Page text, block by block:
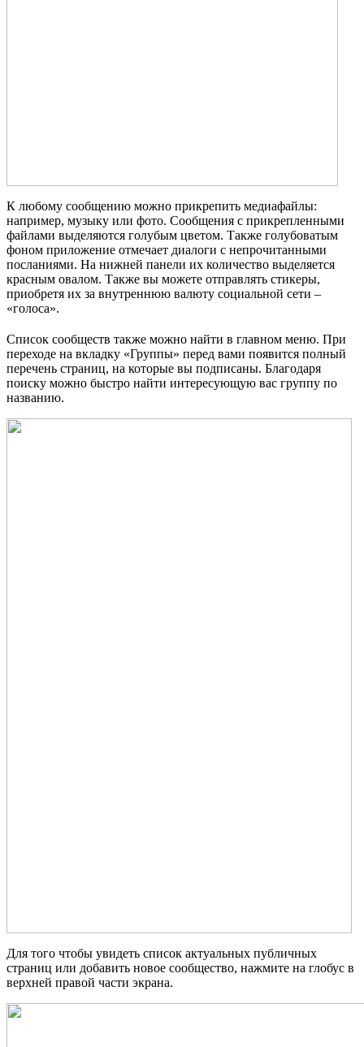
К любому сообщению можно прикрепить медиафайлы:
например, музыку или фото. Сообщения с прикрепленными
файлами выделяются голубым цветом. Также голубоватым
фоном приложение отмечает диалоги с непрочитанными
посланиями. На нижней панели их количество выделяется
красным овалом. Также вы можете отправлять стикеры,
приобретя их за внутреннюю валюту социальной сети –
«голоса».
Список сообществ также можно найти в главном меню. При
переходе на вкладку «Группы» перед вами появится полный
перечень страниц, на которые вы подписаны. Благодаря
поиску можно быстро найти интересующую вас группу по
названию.
Для того чтобы увидеть список актуальных публичных
страниц или добавить новое сообщество, нажмите на глобус в
верхней правой части экрана.